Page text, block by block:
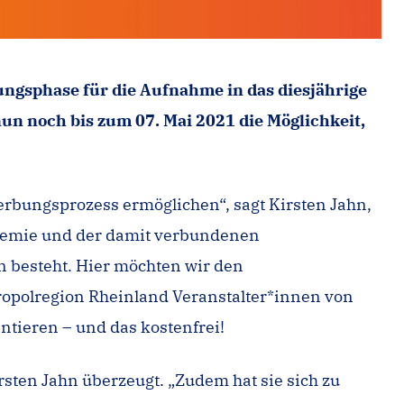
für die Aufnahme in das diesjährige
noch bis zum 07. Mai 2021 die Möglichkeit,
ermöglichen“, sagt Kirsten Jahn,
und der damit verbundenen
besteht. Hier möchten wir den
Rheinland Veranstalter*innen von
– und das kostenfrei!
Jahn überzeugt. „Zudem hat sie sich zu